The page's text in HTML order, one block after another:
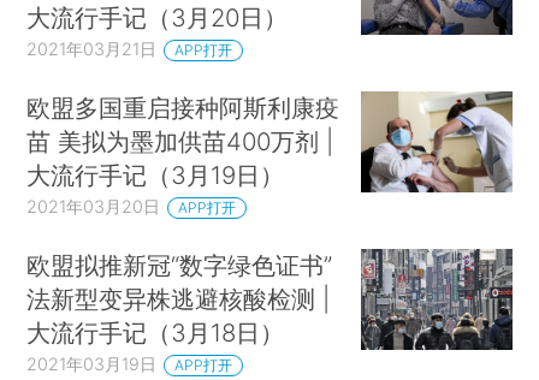
大流行手记（3月20日）
2021年03月21日 APP打开
欧盟多国重启接种阿斯利康疫
苗 美拟为墨加供苗400万剂 |
大流行手记（3月19日）
2021年03月20日 APP打开
欧盟拟推新冠“数字绿色证书”
法新型变异株逃避核酸检测 |
大流行手记（3月18日）
2021年03月19日 APP打开